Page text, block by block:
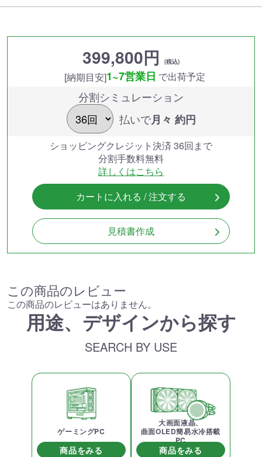
399,800円 (税込)
[納期目安]1~7営業日 で出荷予定
分割シミュレーション
払いで月々 約円
ショッピングクレジット決済 36回まで
分割手数料無料
詳しくはこちら
カートに入れる / 注文する
見積書作成
この商品のレビュー
この商品のレビューはありません。
用途、デザインから探す
SEARCH BY USE
ゲーミングPC
商品をみる
大画面液晶、
曲面OLED簡易水冷搭載
PC
商品をみる